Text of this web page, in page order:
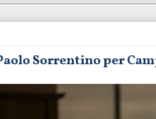
Sorrentino per